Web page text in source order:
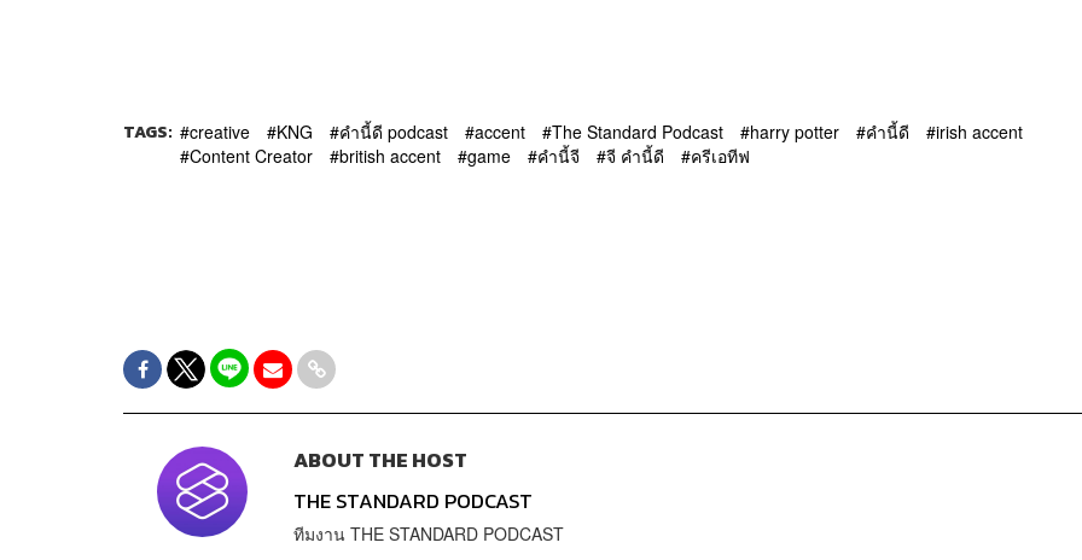
TAGS: creative KNG คำนี้ดี podcast accent The Standard Podcast harry potter คำนี้ดี
irish accent
Content Creator
british accent game คำนี้จี จี คำนี้ดี ครีเอทีฟ
ABOUT THE HOST
THE STANDARD PODCAST
ทีมงาน THE STANDARD PODCAST